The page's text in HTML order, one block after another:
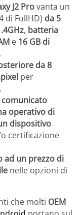
J2 Provanta un
di FullHD) da 5
, batteria
e 16 GB di
.
da 8
per
comunicato
operativo di
dispositivo
certificazione
ad un prezzo di
nelle opzioni di
che molti OEM